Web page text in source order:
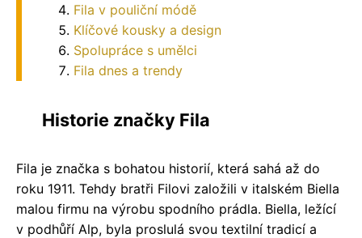
Fila v pouliční módě
Klíčové kousky a design
Spolupráce s umělci
Fila dnes a trendy
Historie značky Fila
Fila je značka s bohatou historií, která sahá až do
roku 1911. Tehdy bratři Filovi založili v italském Biella
malou firmu na výrobu spodního prádla. Biella, ležící
v podhůří Alp, byla proslulá svou textilní tradicí a